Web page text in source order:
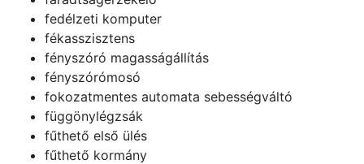
fedélzeti komputer
fékasszisztens
fényszóró magasságállítás
fényszórómosó
fokozatmentes automata sebességváltó
függönylégzsák
fűthető első ülés
fűthető kormány